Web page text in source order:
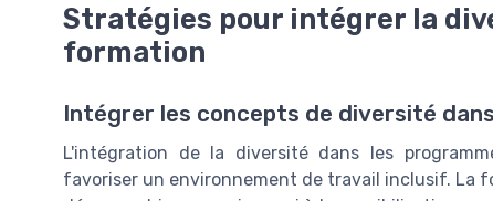
Stratégies pour intégrer la
formation
Intégrer les concepts de diversité
L'intégration de la diversité dans les
favoriser un environnement de travail inclusif. La